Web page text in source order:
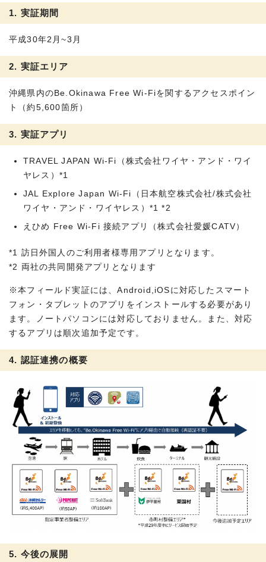
1. 実証期間
平成30年2月~3月
2. 実証エリア
沖縄県内のBe.Okinawa Free Wi-Fiを関するアクセスポイン
ト（約5,600箇所）
3. 実証アプリ
TRAVEL JAPAN Wi-Fi（株式会社ワイヤ・アンド・ワイ
ヤレス）*1
JAL Explore Japan Wi-Fi（日本航空株式会社/株式会社
ワイヤ・アンド・ワイヤレス）*1 *2
えひめ Free Wi-Fi 接続アプリ（株式会社愛媛CATV）
*1 訪日外国人のご利用者様専用アプリとなります。
*2 両社の共同開発アプリとなります
※本フィールド実証には、Android,iOSに対応したスマート
フォン・タブレットのアプリをインストールする必要があり
ます。ノートパソコンには対応しておりません。また、対応
するアプリは順次追加予定です。
4. 認証連携の概要
5. 今後の展開